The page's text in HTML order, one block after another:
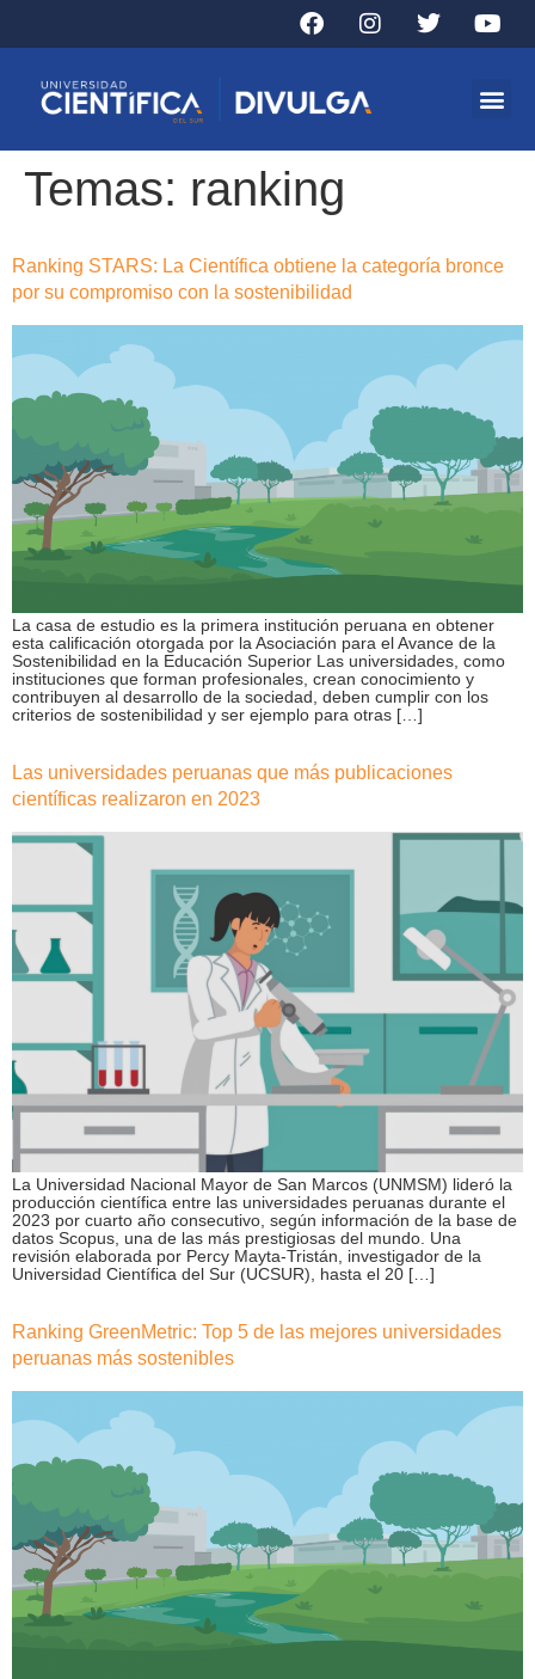
Temas: ranking
Ranking STARS: La Científica obtiene la categoría bronce
por su compromiso con la sostenibilidad
La casa de estudio es la primera institución peruana en obtener
esta calificación otorgada por la Asociación para el Avance de la
Sostenibilidad en la Educación Superior Las universidades, como
instituciones que forman profesionales, crean conocimiento y
contribuyen al desarrollo de la sociedad, deben cumplir con los
criterios de sostenibilidad y ser ejemplo para otras […]
Las universidades peruanas que más publicaciones
científicas realizaron en 2023
La Universidad Nacional Mayor de San Marcos (UNMSM) lideró la
producción científica entre las universidades peruanas durante el
2023 por cuarto año consecutivo, según información de la base de
datos Scopus, una de las más prestigiosas del mundo. Una
revisión elaborada por Percy Mayta-Tristán, investigador de la
Universidad Científica del Sur (UCSUR), hasta el 20 […]
Ranking GreenMetric: Top 5 de las mejores universidades
peruanas más sostenibles